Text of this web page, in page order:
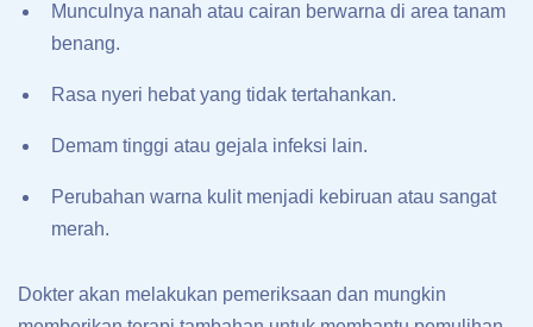
Munculnya nanah atau cairan berwarna di area tanam
benang.
Rasa nyeri hebat yang tidak tertahankan.
Demam tinggi atau gejala infeksi lain.
Perubahan warna kulit menjadi kebiruan atau sangat
merah.
Dokter akan melakukan pemeriksaan dan mungkin